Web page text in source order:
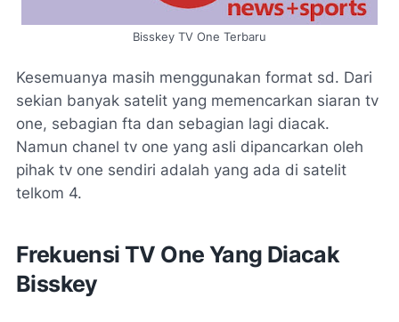
Bisskey TV One Terbaru
Kesemuanya masih menggunakan format sd. Dari
sekian banyak satelit yang memencarkan siaran tv
one, sebagian fta dan sebagian lagi diacak.
Namun chanel tv one yang asli dipancarkan oleh
pihak tv one sendiri adalah yang ada di satelit
telkom 4.
Frekuensi TV One Yang Diacak
Bisskey